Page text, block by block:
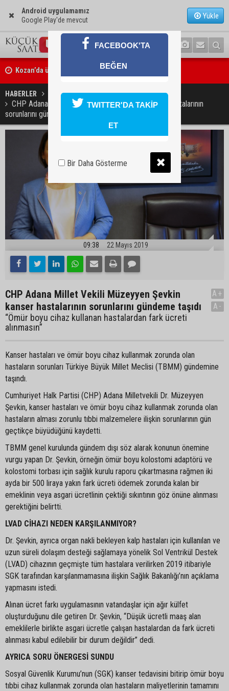
Android uygulamamız
Google Play'de mevcut
Yükle
Kozan’da üreticilere yangın ve anız uyarısı
Ceyhan’da yağlık ayçiçeği hasadı başladı
HABERLER SON DAKİKA
CHP Adana Millet Vekili Müzeyyen Şevkin kanser hastalarının
sorunlarını gündeme taşıdı
09:38 22 Mayıs 2019
CHP Adana Millet Vekili Müzeyyen Şevkin
kanser hastalarının sorunlarını gündeme taşıdı
“Ömür boyu cihaz kullanan hastalardan fark ücreti
alınmasın”
A+
A-
Kanser hastaları ve ömür boyu cihaz kullanmak zorunda olan
hastaların sorunları Türkiye Büyük Millet Meclisi (TBMM) gündemine
taşındı.
Cumhuriyet Halk Partisi (CHP) Adana Milletvekili Dr. Müzeyyen
Şevkin, kanser hastaları ve ömür boyu cihaz kullanmak zorunda olan
hastaların alması zorunlu tıbbi malzemelere ilişkin sorunlarının gün
geçtikçe büyüdüğünü kaydetti.
TBMM genel kurulunda gündem dışı söz alarak konunun önemine
vurgu yapan Dr. Şevkin, örneğin ömür boyu kolostomi adaptörü ve
kolostomi torbası için sağlık kurulu raporu çıkartmasına rağmen iki
ayda bir 500 liraya yakın fark ücreti ödemek zorunda kalan bir
emeklinin veya asgari ücretlinin çektiği sıkıntının göz önüne alınması
gerektiğini belirtti.
LVAD CİHAZI NEDEN KARŞILANMIYOR?
Dr. Şevkin, ayrıca organ nakli bekleyen kalp hastaları için kullanılan ve
uzun süreli dolaşım desteği sağlamaya yönelik Sol Ventrikül Destek
(LVAD) cihazının geçmişte tüm hastalara verilirken 2019 itibariyle
SGK tarafından karşılanmamasına ilişkin Sağlık Bakanlığı’nın açıklama
yapmasını istedi.
Alınan ücret farkı uygulamasının vatandaşlar için ağır külfet
oluşturduğunu dile getiren Dr. Şevkin, “Düşük ücretli maaş alan
emeklilerle birlikte asgari ücretle çalışan hastalardan da fark ücreti
alınması kabul edilebilir bir durum değildir” dedi.
AYRICA SORU ÖNERGESİ SUNDU
Sosyal Güvenlik Kurumu’nun (SGK) kanser tedavisini bitirip ömür boyu
tıbbi cihaz kullanmak zorunda olan hastaların maliyetlerinin tamamını
FACEBOOK'TA
BEĞEN
TWITTER'DA TAKİP
ET
Bir Daha Gösterme